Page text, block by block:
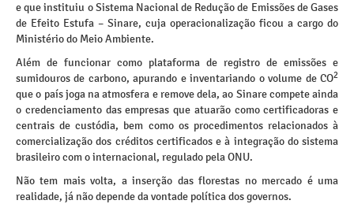
e que instituiu o Sistema Nacional de Redução de Emissões de Gases
de Efeito Estufa – Sinare, cuja operacionalização ficou a cargo do
Ministério do Meio Ambiente.
Além de funcionar como plataforma de registro de emissões e
sumidouros de carbono, apurando e inventariando o volume de CO2
que o país joga na atmosfera e remove dela, ao Sinare compete ainda
o credenciamento das empresas que atuarão como certificadoras e
centrais de custódia, bem como os procedimentos relacionados à
comercialização dos créditos certificados e à integração do sistema
brasileiro com o internacional, regulado pela ONU.
Não tem mais volta, a inserção das florestas no mercado é uma
realidade, já não depende da vontade política dos governos.